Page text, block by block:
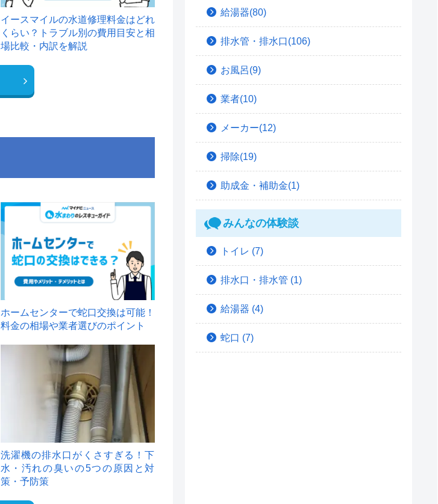
イースマイルの水道修理料金はどれ
くらい？トラブル別の費用目安と相
場比較・内訳を解説
ホームセンターで蛇口交換は可能！
料金の相場や業者選びのポイント
洗濯機の排水口がくさすぎる！下
水・汚れの臭いの5つの原因と対
策・予防策
給湯器(80)
排水管・排水口(106)
お風呂(9)
業者(10)
メーカー(12)
掃除(19)
助成金・補助金(1)
みんなの体験談
トイレ (7)
排水口・排水管 (1)
給湯器 (4)
蛇口 (7)